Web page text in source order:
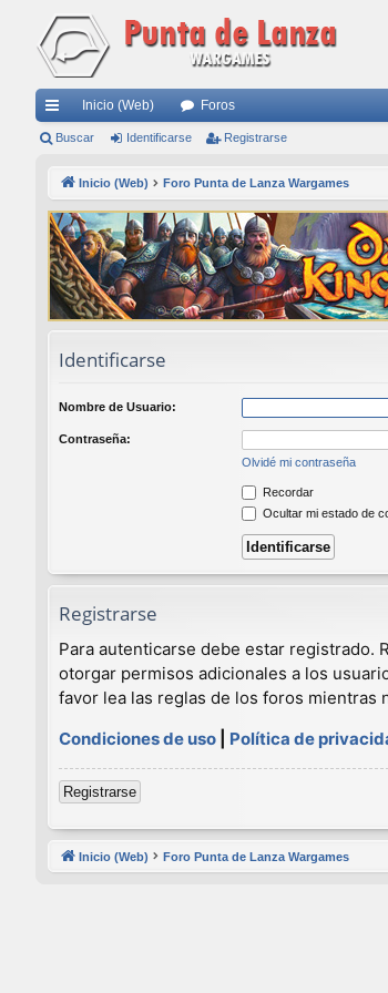
nl
rá
pi
do
Inicio (Web) Foros
Buscar Identificarse Registrarse
Inicio (Web) Foro Punta de Lanza Wargames
Identificarse
Nombre de Usuario:
Contraseña:
Olvidé mi contraseña
Recordar
Ocultar mi estado de
Registrarse
Para autenticarse debe estar registrado.
otorgar permisos adicionales a los
favor lea las reglas de los foros mientras
Condiciones de uso
Política de
Registrarse
Inicio (Web) Foro Punta de Lanza Wargames